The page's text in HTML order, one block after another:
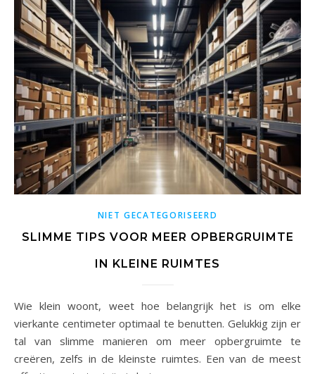
NIET GECATEGORISEERD
SLIMME TIPS VOOR MEER OPBERGRUIMTE
IN KLEINE RUIMTES
Wie klein woont, weet hoe belangrijk het is om elke
vierkante centimeter optimaal te benutten. Gelukkig zijn er
tal van slimme manieren om meer opbergruimte te
creëren, zelfs in de kleinste ruimtes. Een van de meest